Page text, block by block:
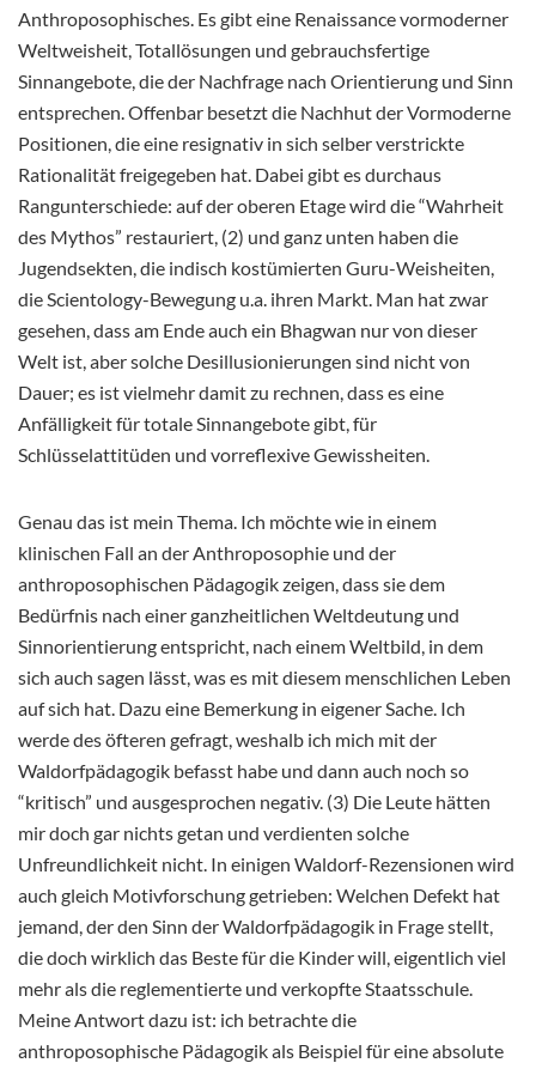
Anthroposophisches. Es gibt eine Renaissance vormoderner
Weltweisheit, Totallösungen und gebrauchsfertige
Sinnangebote, die der Nachfrage nach Orientierung und Sinn
entsprechen. Offenbar besetzt die Nachhut der Vormoderne
Positionen, die eine resignativ in sich selber verstrickte
Rationalität freigegeben hat. Dabei gibt es durchaus
Rangunterschiede: auf der oberen Etage wird die “Wahrheit
des Mythos” restauriert, (2) und ganz unten haben die
Jugendsekten, die indisch kostümierten Guru-Weisheiten,
die Scientology-Bewegung u.a. ihren Markt. Man hat zwar
gesehen, dass am Ende auch ein Bhagwan nur von dieser
Welt ist, aber solche Desillusionierungen sind nicht von
Dauer; es ist vielmehr damit zu rechnen, dass es eine
Anfälligkeit für totale Sinnangebote gibt, für
Schlüsselattitüden und vorreflexive Gewissheiten.
Genau das ist mein Thema. Ich möchte wie in einem
klinischen Fall an der Anthroposophie und der
anthroposophischen Pädagogik zeigen, dass sie dem
Bedürfnis nach einer ganzheitlichen Weltdeutung und
Sinnorientierung entspricht, nach einem Weltbild, in dem
sich auch sagen lässt, was es mit diesem menschlichen Leben
auf sich hat. Dazu eine Bemerkung in eigener Sache. Ich
werde des öfteren gefragt, weshalb ich mich mit der
Waldorfpädagogik befasst habe und dann auch noch so
“kritisch” und ausgesprochen negativ. (3) Die Leute hätten
mir doch gar nichts getan und verdienten solche
Unfreundlichkeit nicht. In einigen Waldorf-Rezensionen wird
auch gleich Motivforschung getrieben: Welchen Defekt hat
jemand, der den Sinn der Waldorfpädagogik in Frage stellt,
die doch wirklich das Beste für die Kinder will, eigentlich viel
mehr als die reglementierte und verkopfte Staatsschule.
Meine Antwort dazu ist: ich betrachte die
anthroposophische Pädagogik als Beispiel für eine absolute